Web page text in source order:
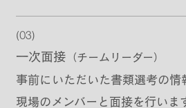
(03)
一次面接（チームリーダー）
事前にいただいた書類選考の情
現場のメンバーと面接を行いま